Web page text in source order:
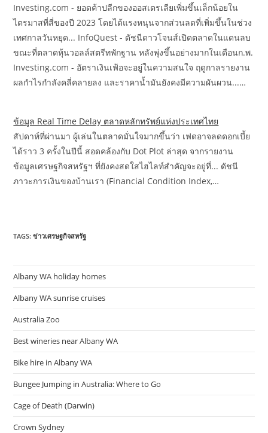
Investing.com - ยอดค้าปลีกของออสเตรเลียเพิ่มขึ้นเล็กน้อยใน
ไตรมาสที่สี่ของปี 2023 โดยได้แรงหนุนจากส่วนลดที่เพิ่มขึ้นในช่วง
เทศกาลวันหยุด... InfoQuest - ดัชนีดาวโจนส์เปิดตลาดในแดนลบ
ขณะที่ตลาดหุ้นวอลล์สตรีทพักฐาน หลังพุ่งขึ้นอย่างมากในเดือนก.พ.
Investing.com - อัตราเงินเฟ้อจะอยู่ในความสนใจ ฤดูกาลรายงาน
ผลกำไรกำลังคลี่คลายลง และราคาน้ำมันยังคงมีความผันผวน...…
ข้อมูล Real Time Delay ตลาดหลักทรัพย์แห่งประเทศไทย
สัปดาห์ที่ผ่านมา ผู้เล่นในตลาดมั่นใจมากขึ้นว่า เฟดอาจลดดอกเบี้ย
ได้ราว 3 ครั้งในปีนี้ สอดคล้องกับ Dot Plot ล่าสุด จากรายงาน
ข้อมูลเศรษฐกิจสหรัฐฯ ที่ยังคงสดใสไฮไลท์สำคัญจะอยู่ที่... ดัชนี
ภาวะการเงินของบ้านเรา (Financial Condition Index,…
TAGS:ข่าวเศรษฐกิจสหรัฐ
Albany WA holiday homes
Albany WA sunrise cruises
Australia Zoo
Best wineries near Albany WA
Bike hire in Albany WA
Bungee Jumping in Australia: Where to Go
Cage of Death (Darwin)
Crown Sydney